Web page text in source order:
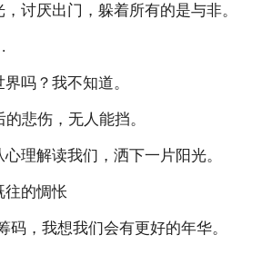
讨厌出门，躲着所有的是与非。
吗？我不知道。
悲伤，无人能挡。
理解读我们，洒下一片阳光。
往的惆怅
码，我想我们会有更好的年华。